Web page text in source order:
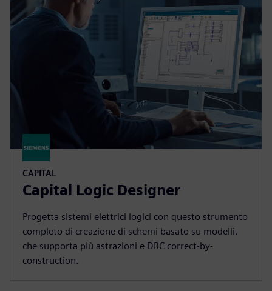
CAPITAL
Capital Logic Designer
Progetta sistemi elettrici logici con questo strumento
completo di creazione di schemi basato su modelli.
che supporta più astrazioni e DRC correct-by-
construction.